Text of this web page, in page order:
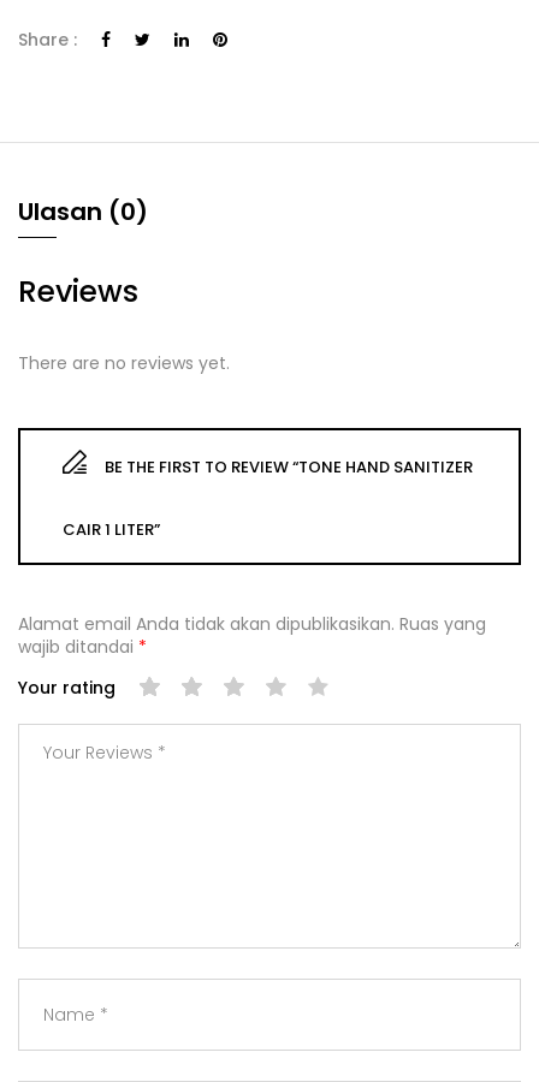
Share :
Ulasan (0)
Reviews
There are no reviews yet.
BE THE FIRST TO REVIEW “TONE HAND SANITIZER
CAIR 1 LITER”
Alamat email Anda tidak akan dipublikasikan. Ruas yang
wajib ditandai *
Your rating